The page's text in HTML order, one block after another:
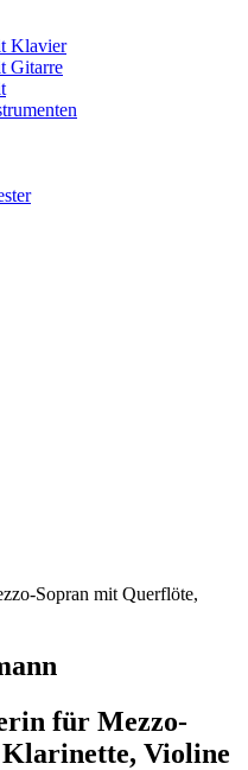
Klavier
Gitarre
für Mezzo-
Violine